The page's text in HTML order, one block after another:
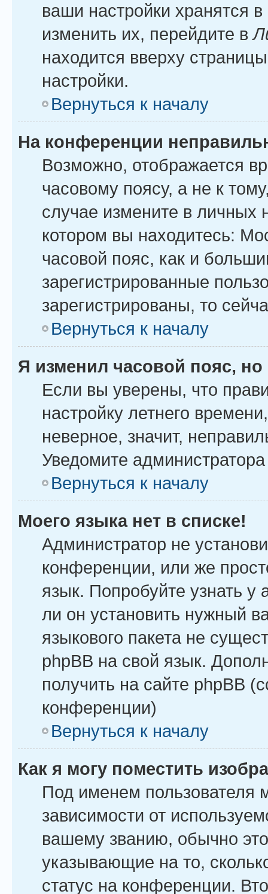
ваши настройки хранятся
изменить их, перейдите в
находится вверху
настройки.
Вернуться к началу
На конференции
Возможно, отображается
часовому поясу, а не к
случае измените в личных
котором вы находитесь:
часовой пояс, как и
зарегистрированные
зарегистрированы, то
Вернуться к началу
Я изменил часовой пояс,
Если вы уверены, что
настройку летнего
неверное, значит,
Уведомите
Вернуться к началу
Моего языка нет в списке!
Администратор не
конференции, или же
язык. Попробуйте узнать
ли он установить нужный
языкового пакета не
phpBB на свой язык.
получить на сайте phpBB
конференции)
Вернуться к началу
Как я могу поместить
Под именем пользователя
зависимости от
вашему званию, обычно это
указывающие на то,
статус на конференции.